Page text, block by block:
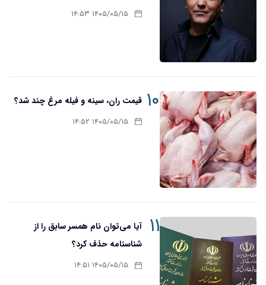
۱۴۰۵/۰۵/۱۵ ۱۴:۵۳
۱۰ قیمت ران، سینه و فیله مرغ چند شد؟
۱۴۰۵/۰۵/۱۵ ۱۴:۵۲
۱۱
آیا می‌توان نام همسر سابق را از
شناسنامه حذف کرد؟
۱۴۰۵/۰۵/۱۵ ۱۴:۵۱